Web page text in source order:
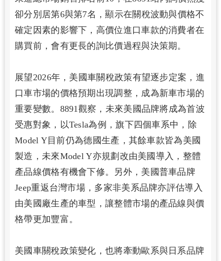
卻分別居第6與第7名，顯示在關稅波動與價格不
確定因素的影響下，高價位進口車款的消費者在
購買前，會有更長的詢比價過程與決策期。
展望2026年，美國車關稅政策有望逐步定案，進
口車市場的價格預期出現調整，成為新車市場的
重要變數。8891觀察，未來美國品牌將成為首波
受惠對象，以Tesla為例，旗下四個車系中，除
Model Y目前仍為德國生產，其餘車款皆為美國
製造，未來Model Y亦規劃改由美國導入，整體
產品線價格有機會下修。另外，美國普車品牌
Jeep重返台灣市場，多家非美系品牌亦評估導入
由美國廠生產的車型，讓整體市場的產品線與價
格帶更加豐富。
美國車關稅政策變化，也將牽動歐系與日系品牌